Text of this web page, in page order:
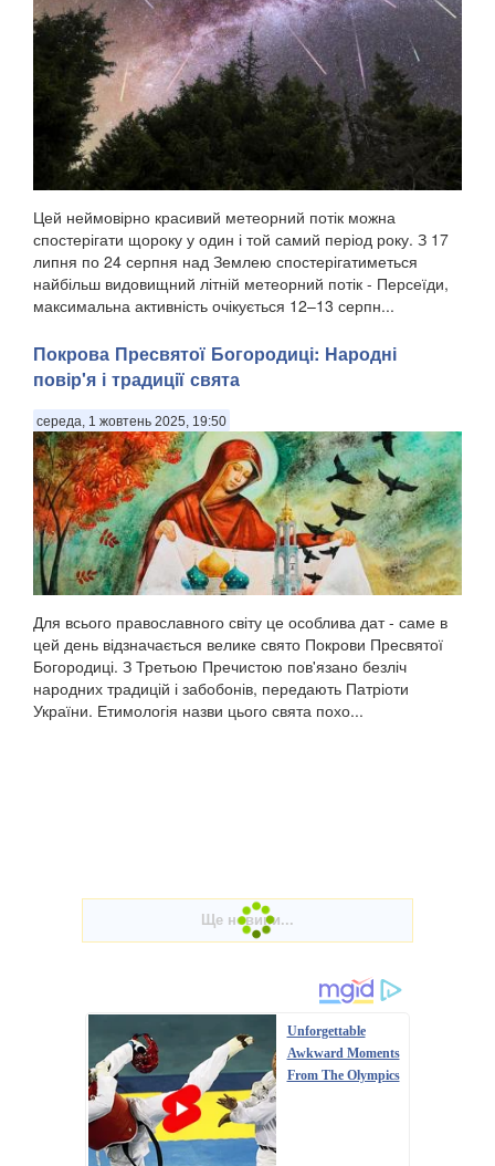
Цей неймовірно красивий метеорний потік можна
спостерігати щороку у один і той самий період року. З 17
липня по 24 серпня над Землею спостерігатиметься
найбільш видовищний літній метеорний потік - Персеїди,
максимальна активність очікується 12–13 серпн...
Покрова Пресвятої Богородиці: Народні
повір'я і традиції свята
середа, 1 жовтень 2025, 19:50
Для всього православного світу це особлива дат - саме в
цей день відзначається велике свято Покрови Пресвятої
Богородиці. З Третьою Пречистою пов'язано безліч
народних традицій і забобонів, передають Патріоти
України. Етимологія назви цього свята похо...
Unforgettable
Awkward Moments
From The Olympics